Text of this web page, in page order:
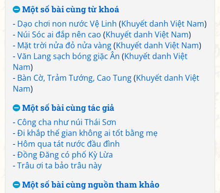
Một số bài cùng từ khoá
- Dạo chơi non nước Vệ Linh (Khuyết danh Việt Nam)
- Núi Sóc ai đắp nên cao (Khuyết danh Việt Nam)
- Mặt trời nửa đỏ nửa vàng(Khuyết danh Việt Nam)
-Văn Lang sạch bóng giặc Ân (Khuyết danh Việt
Nam)
- Bàn Cờ, Trảm Tướng, Cao Tung(Khuyết danh Việt
Nam)
Một số bài cùng tác giả
- Công cha như núi Thái Sơn
-Đi khắp thế gian không ai tốt bằng mẹ
- Hôm qua tát nước đầu đình
-Đồng Đăng có phố Kỳ Lừa
-Trâu ơi ta bảo trâu này
Một số bài cùng nguồn tham khảo